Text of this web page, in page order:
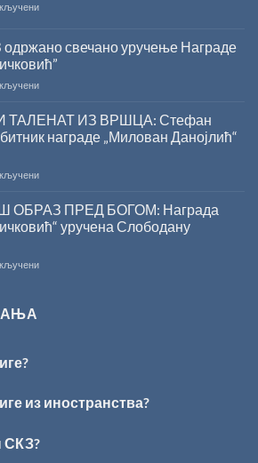
ЖИЧКЕ
2026.
ГОДИНУ
на
СНИЖЕЊЕ
свечано уручење Награде
на
Сали
СКЗ
одржано
уручење
„Стеван
Раичковић”
ТАЛЕНАТ ИЗ ВРШЦА: Стефан
награде „Милован Данојлић“
на
ТАЛЕНАТ
ИЗ
ВРШЦА:
Кирилов
ОБРАЗ ПРЕД БОГОМ: Награда
уручена Слободану
на
Раичковић“
Ристовићу
из иностранства?
СКЗ?